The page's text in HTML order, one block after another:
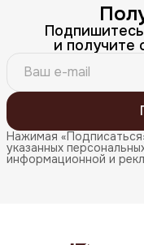
и получите
Нажимая
указанных
информационной и